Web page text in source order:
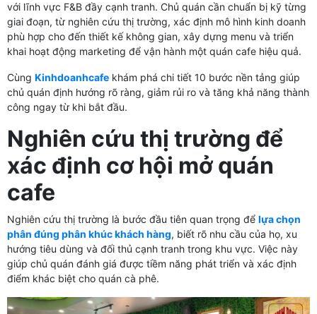
với lĩnh vực F&B đầy cạnh tranh. Chủ quán cần chuẩn bị kỹ từng
giai đoạn, từ nghiên cứu thị trường, xác định mô hình kinh doanh
phù hợp cho đến thiết kế không gian, xây dựng menu và triển
khai hoạt động marketing để vận hành một quán cafe hiệu quả.
Cùng Kinhdoanhcafe khám phá chi tiết 10 bước nền tảng giúp
chủ quán định hướng rõ ràng, giảm rủi ro và tăng khả năng thành
công ngay từ khi bắt đầu.
Nghiên cứu thị trường để
xác định cơ hội mở quán
cafe
Nghiên cứu thị trường là bước đầu tiên quan trọng để lựa chọn
phân đúng phân khúc khách hàng, biết rõ nhu cầu của họ, xu
hướng tiêu dùng và đối thủ cạnh tranh trong khu vực. Việc này
giúp chủ quán đánh giá được tiềm năng phát triển và xác định
điểm khác biệt cho quán cà phê.